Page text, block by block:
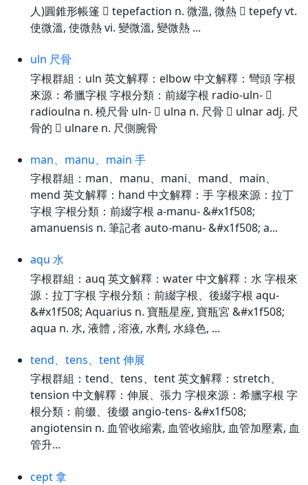
人)圓錐形帳篷  tepefaction n. 微溫, 微熱  tepefy vt.
使微溫, 使微熱 vi. 變微溫, 變微熱 ...
uln 尺骨
字根群組：uln 英文解釋：elbow 中文解釋：彎頭 字根
來源：希臘字根 字根分類：前綴字根 radio-uln- 
radioulna n. 橈尺骨 uln-  ulna n. 尺骨  ulnar adj. 尺
骨的  ulnare n. 尺側腕骨
man、manu、main 手
字根群組：man、manu、mani、mand、main、
mend 英文解釋：hand 中文解釋：手 字根來源：拉丁
字根 字根分類：前綴字根 a-manu- &#x1f508;
amanuensis n. 筆記者 auto-manu- &#x1f508; a...
aqu 水
字根群組：auq 英文解釋：water 中文解釋：水 字根來
源：拉丁字根 字根分類：前綴字根、後綴字根 aqu-
&#x1f508; Aquarius n. 寶瓶星座, 寶瓶宮 &#x1f508;
aqua n. 水, 液體 , 溶液, 水劑, 水綠色, ...
tend、tens、tent 伸展
字根群組：tend、tens、tent 英文解釋：stretch、
tension 中文解釋：伸展、張力 字根來源：希臘字根 字
根分類：前缀、後缀 angio-tens- &#x1f508;
angiotensin n. 血管收縮素, 血管收縮肽, 血管加壓素, 血
管升...
cept 拿